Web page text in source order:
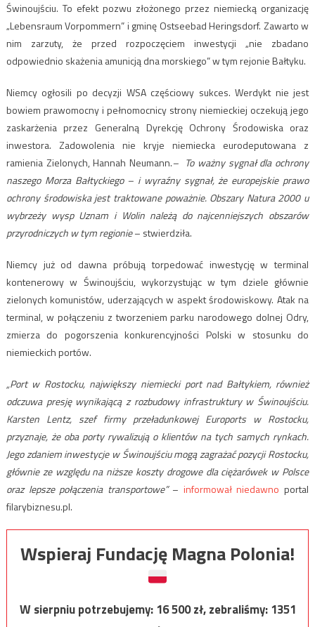
Świnoujściu. To efekt pozwu złożonego przez niemiecką organizację
„Lebensraum Vorpommern” i gminę Ostseebad Heringsdorf. Zawarto w
nim zarzuty, że przed rozpoczęciem inwestycji „nie zbadano
odpowiednio skażenia amunicją dna morskiego” w tym rejonie Bałtyku.
Niemcy ogłosili po decyzji WSA częściowy sukces. Werdykt nie jest
bowiem prawomocny i pełnomocnicy strony niemieckiej oczekują jego
zaskarżenia przez Generalną Dyrekcję Ochrony Środowiska oraz
inwestora. Zadowolenia nie kryje niemiecka eurodeputowana z
ramienia Zielonych, Hannah Neumann.– To ważny sygnał dla ochrony
naszego Morza Bałtyckiego – i wyraźny sygnał, że europejskie prawo
ochrony środowiska jest traktowane poważnie. Obszary Natura 2000 u
wybrzeży wysp Uznam i Wolin należą do najcenniejszych obszarów
przyrodniczych w tym regionie– stwierdziła.
Niemcy już od dawna próbują torpedować inwestycję w terminal
kontenerowy w Świnoujściu, wykorzystując w tym dziele głównie
zielonych komunistów, uderzających w aspekt środowiskowy. Atak na
terminal, w połączeniu z tworzeniem parku narodowego dolnej Odry,
zmierza do pogorszenia konkurencyjności Polski w stosunku do
niemieckich portów.
„Port w Rostocku, największy niemiecki port nad Bałtykiem, również
odczuwa presję wynikającą z rozbudowy infrastruktury w Świnoujściu.
Karsten Lentz, szef firmy przeładunkowej Euroports w Rostocku,
przyznaje, że oba porty rywalizują o klientów na tych samych rynkach.
Jego zdaniem inwestycje w Świnoujściu mogą zagrażać pozycji Rostocku,
głównie ze względu na niższe koszty drogowe dla ciężarówek w Polsce
oraz lepsze połączenia transportowe” – informował niedawno portal
filarybiznesu.pl.
Wspieraj Fundację Magna Polonia!
W sierpniu potrzebujemy:16 500zł, zebraliśmy:1351